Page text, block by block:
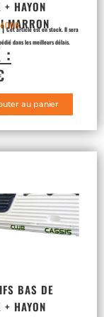
+ HAYON
MARRON
|Cet article est en stock. Il sera
dans les meilleurs délais.
:
au panier
BAS DE
+ HAYON